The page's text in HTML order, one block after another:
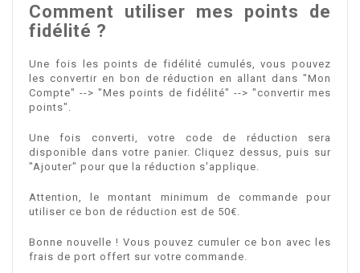
Comment utiliser mes points de
fidélité ?
Une fois les points de fidélité cumulés, vous pouvez
les convertir en bon de réduction en allant dans "Mon
Compte" --> "Mes points de fidélité" --> "convertir mes
points".
Une fois converti, votre code de réduction sera
disponible dans votre panier. Cliquez dessus, puis sur
"Ajouter" pour que la réduction s'applique.
Attention, le montant minimum de commande pour
utiliser ce bon de réduction est de 50€.
Bonne nouvelle ! Vous pouvez cumuler ce bon avec les
frais de port offert sur votre commande.